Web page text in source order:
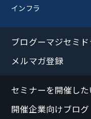
インフラ
ブログーマジセミ
メルマガ登録
セミナーを開催した
開催企業向けブログ